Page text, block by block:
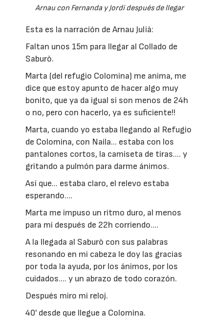
Arnau con Fernanda y Jordi después de llegar
Esta es la narración de Arnau Julià:
Faltan unos 15m para llegar al Collado de
Saburò.
Marta (del refugio Colomina) me anima, me
dice que estoy apunto de hacer algo muy
bonito, que ya da igual si son menos de 24h
o no, pero con hacerlo, ya es suficiente!!
Marta, cuando yo estaba llegando al Refugio
de Colomina, con Naila... estaba con los
pantalones cortos, la camiseta de tiras.... y
gritando a pulmón para darme ánimos.
Así que... estaba claro, el relevo estaba
esperando....
Marta me impuso un ritmo duro, al menos
para mi después de 22h corriendo....
A la llegada al Saburò con sus palabras
resonando en mi cabeza le doy las gracias
por toda la ayuda, por los ánimos, por los
cuidados.... y un abrazo de todo corazón.
Después miro mi reloj.
40' desde que llegue a Colomina.